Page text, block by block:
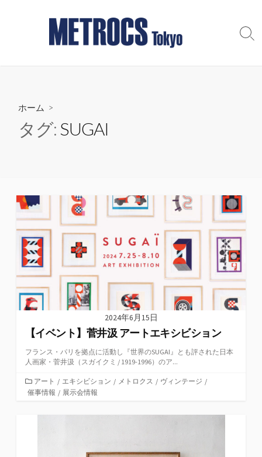
ツ
検
ホーム >
タグ:SUGAI
2024年6月15日
【イベント】菅井汲 アートエキシビション
フランス・パリを拠点に活動し『世界のSUGAI』とも評された日本
人画家・菅井汲（スガイクミ / 1919-1996）のア...
カ
テ
リ
アート / エキシビション / メトロクス / ヴィンテージ /
催事情報 / 展示会情報